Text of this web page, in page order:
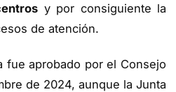
y por consiguiente la
de atención.
fue aprobado por el Consejo
de 2024, aunque la Junta